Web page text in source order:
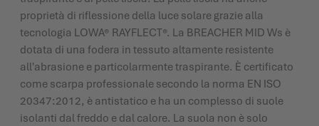
proprietà di riflessione della luce solare grazie alla
tecnologia LOWA® RAYFLECT®. La BREACHER MID Ws è
dotata di una fodera in tessuto altamente resistente
all'abrasione e particolarmente traspirante. È certificato
come scarpa professionale secondo la norma EN ISO
20347:2012, è antistatico e ha un complesso di suole
isolanti dal freddo e dal calore. La suola non è solo